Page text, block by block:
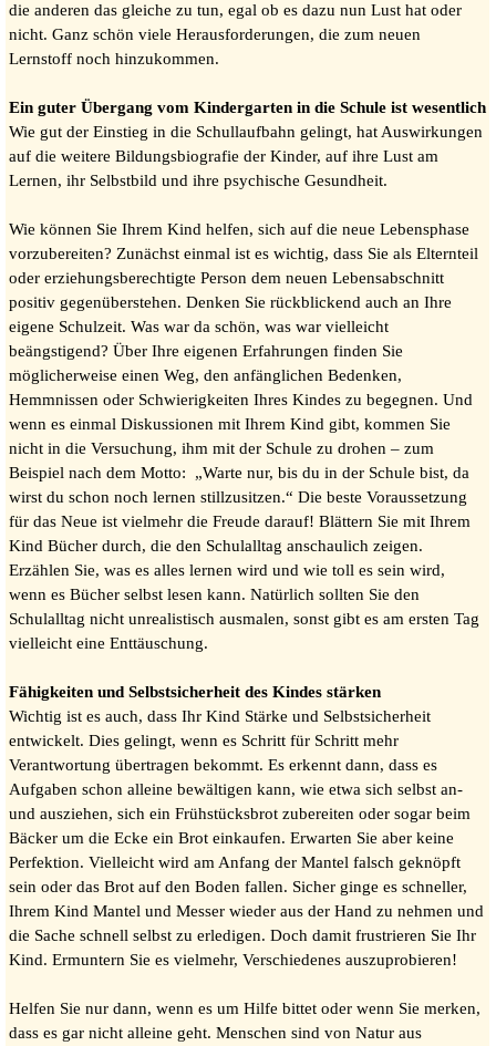
die anderen das gleiche zu tun, egal ob es dazu nun Lust hat oder
nicht. Ganz schön viele Herausforderungen, die zum neuen
Lernstoff noch hinzukommen.
Ein guter Übergang vom Kindergarten in die Schule ist wesentlich
Wie gut der Einstieg in die Schullaufbahn gelingt, hat Auswirkungen
auf die weitere Bildungsbiografie der Kinder, auf ihre Lust am
Lernen, ihr Selbstbild und ihre psychische Gesundheit.
Wie können Sie Ihrem Kind helfen, sich auf die neue Lebensphase
vorzubereiten? Zunächst einmal ist es wichtig, dass Sie als Elternteil
oder erziehungsberechtigte Person dem neuen Lebensabschnitt
positiv gegenüberstehen. Denken Sie rückblickend auch an Ihre
eigene Schulzeit. Was war da schön, was war vielleicht
beängstigend? Über Ihre eigenen Erfahrungen finden Sie
möglicherweise einen Weg, den anfänglichen Bedenken,
Hemmnissen oder Schwierigkeiten Ihres Kindes zu begegnen. Und
wenn es einmal Diskussionen mit Ihrem Kind gibt, kommen Sie
nicht in die Versuchung, ihm mit der Schule zu drohen – zum
Beispiel nach dem Motto: „Warte nur, bis du in der Schule bist, da
wirst du schon noch lernen stillzusitzen.“ Die beste Voraussetzung
für das Neue ist vielmehr die Freude darauf! Blättern Sie mit Ihrem
Kind Bücher durch, die den Schulalltag anschaulich zeigen.
Erzählen Sie, was es alles lernen wird und wie toll es sein wird,
wenn es Bücher selbst lesen kann. Natürlich sollten Sie den
Schulalltag nicht unrealistisch ausmalen, sonst gibt es am ersten Tag
vielleicht eine Enttäuschung.
Fähigkeiten und Selbstsicherheit des Kindes stärken
Wichtig ist es auch, dass Ihr Kind Stärke und Selbstsicherheit
entwickelt. Dies gelingt, wenn es Schritt für Schritt mehr
Verantwortung übertragen bekommt. Es erkennt dann, dass es
Aufgaben schon alleine bewältigen kann, wie etwa sich selbst an-
und ausziehen, sich ein Frühstücksbrot zubereiten oder sogar beim
Bäcker um die Ecke ein Brot einkaufen. Erwarten Sie aber keine
Perfektion. Vielleicht wird am Anfang der Mantel falsch geknöpft
sein oder das Brot auf den Boden fallen. Sicher ginge es schneller,
Ihrem Kind Mantel und Messer wieder aus der Hand zu nehmen und
die Sache schnell selbst zu erledigen. Doch damit frustrieren Sie Ihr
Kind. Ermuntern Sie es vielmehr, Verschiedenes auszuprobieren!
Helfen Sie nur dann, wenn es um Hilfe bittet oder wenn Sie merken,
dass es gar nicht alleine geht. Menschen sind von Natur aus